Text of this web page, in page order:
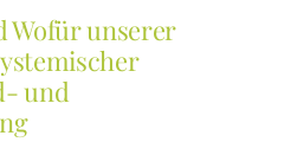
Wofür unserer
und